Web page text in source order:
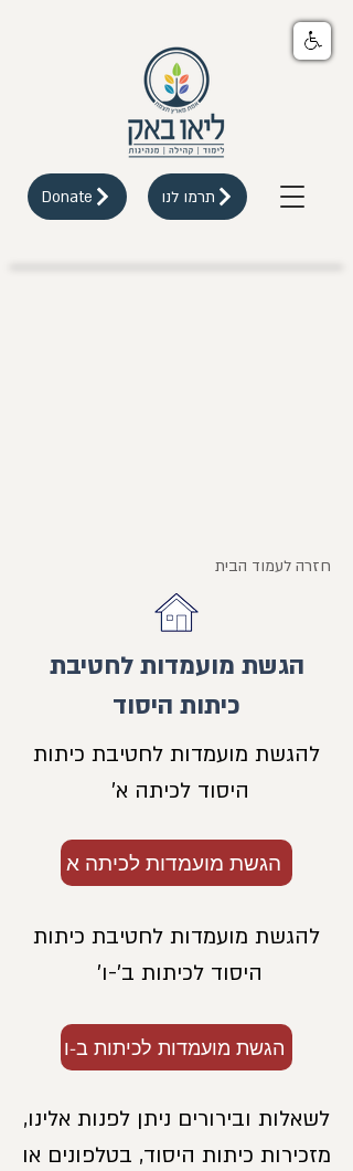
תרמו לנו Donate
חזרה לעמוד הבית
הגשת מועמדות לחטיבת
כיתות היסוד
להגשת מועמדות לחטיבת כיתות
היסוד לכיתה א'
להגשת מועמדות לחטיבת כיתות
היסוד לכיתות ב'-ו'
לשאלות ובירורים ניתן לפנות אלינו,
מזכירות כיתות היסוד, בטלפונים או
הגשת מועמדות לכיתה א
הגשת מועמדות לכיתות ב-ו